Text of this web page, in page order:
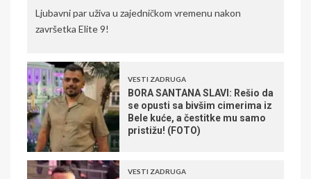
Ljubavni par uživa u zajedničkom vremenu nakon
završetka Elite 9!
VESTI ZADRUGA
BORA SANTANA SLAVI: Rešio da
se opusti sa bivšim cimerima iz
Bele kuće, a čestitke mu samo
pristižu! (FOTO)
VESTI ZADRUGA